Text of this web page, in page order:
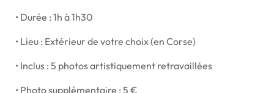
• Durée : 1h à 1h30
• Lieu : Extérieur de votre choix (en Corse)
• Inclus : 5 photos artistiquement retravaillées
• Photo supplémentaire : 5 €